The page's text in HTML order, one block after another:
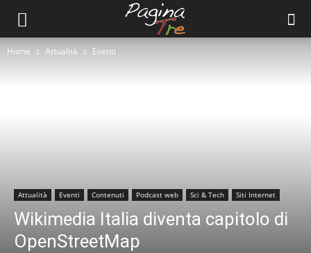
Home Attualità Eventi
Attualità Eventi Contenuti Podcast web Sci & Tech Siti Internet
Wikimedia Italia diventa capitolo di
OpenStreetMap